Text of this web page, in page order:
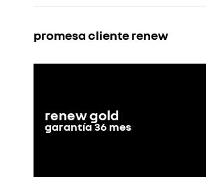
promesa cliente renew
renew gold
garantía36 mes